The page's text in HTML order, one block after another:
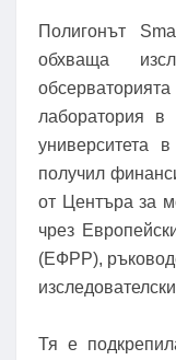
Полигонът
обхваща
лаборатория
университета
получил
от Центъра за
чрез
(ЕФРР),
Тя е